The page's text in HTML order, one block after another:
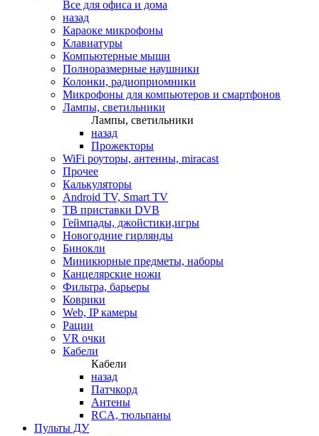
Все для офиса и дома
назад
Караоке микрофоны
Клавиатуры
Компьютерные мыши
Полноразмерные наушники
Колонки, радиоприомники
Микрофоны для компьютеров и смартфонов
Лампы, светильники
Лампы, светильники
назад
Прожекторы
WiFi роуторы, антенны, miracast
Прочее
Калькуляторы
Android TV, Smart TV
ТВ приставки DVB
Геймпады, джойстики,игры
Новогодние гирлянды
Бинокли
Миникюрные предметы, наборы
Канцелярские ножи
Фильтра, барьеры
Коврики
Web, IP камеры
Рации
VR очки
Кабели
Кабели
назад
Патчкорд
Антены
RCA, тюльпаны
Пульты ДУ